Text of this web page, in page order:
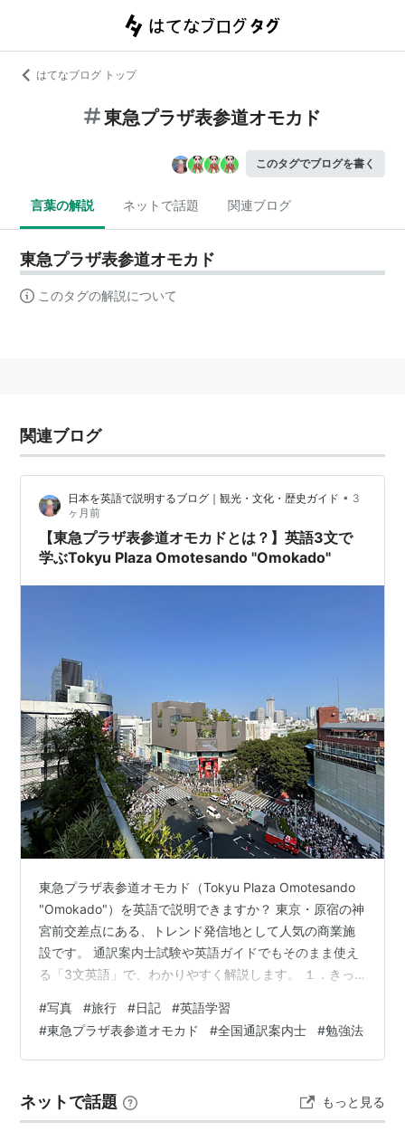
はてなブログ トップ
東急プラザ表参道オモカド
このタグでブログを書く
言葉の解説 ネットで話題 関連ブログ
東急プラザ表参道オモカド
このタグの解説について
関連ブログ
日本を英語で説明するブログ｜観光・文化・歴史ガイド • 3
ヶ月前
【東急プラザ表参道オモカドとは？】英語3文で
学ぶTokyu Plaza Omotesando "Omokado"
東急プラザ表参道オモカド（Tokyu Plaza Omotesando
"Omokado"）を英語で説明できますか？ 東京・原宿の神
宮前交差点にある、トレンド発信地として人気の商業施
設です。 通訳案内士試験や英語ガイドでもそのまま使え
る「3文英語」で、わかりやすく解説します。 １．きっ
２．学んだこと ①【東急プラザ表参道オモカドとは？】
簡単な英文3文で解説 ②日本語訳は？ ③英語の学び
④「東急プラザ表参道オモカド」 ・外観 ・3階 ・屋上
験問題 ５．ブログ内リンク（トップページ含む） １…
#写真 #旅行 #日記 #英語学習
#東急プラザ表参道オモカド #全国通訳案内士 #勉強法
ネットで話題 もっと見る